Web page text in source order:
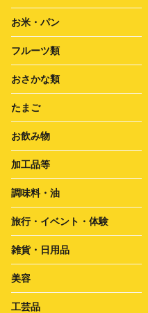
お米・パン
フルーツ類
おさかな類
たまご
お飲み物
加工品等
調味料・油
旅行・イベント・体験
雑貨・日用品
美容
工芸品